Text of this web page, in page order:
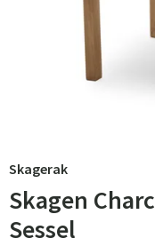
Skagerak
Skagen
Sessel